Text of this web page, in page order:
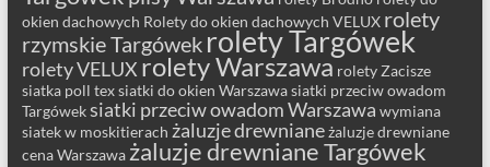
okien dachowych Rolety do okien dachowych VELUX rolety
rzymskie Targówek rolety Targówek
rolety VELUX rolety Warszawa rolety Zacisze
siatka poll texsiatki do okien Warszawasiatki przeciw owadom
Targóweksiatki przeciw owadom Warszawa wymiana
siatek w moskitierach żaluzje drewnianeżaluzje drewniane
cena Warszawa żaluzje drewniane Targówek